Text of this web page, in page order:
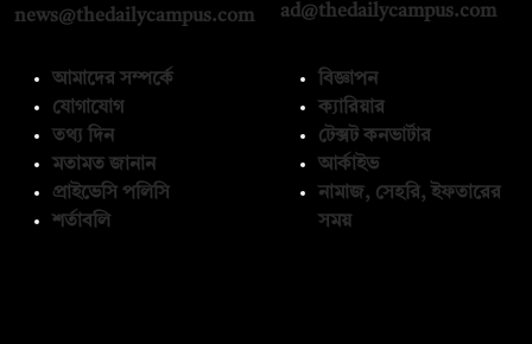
news@thedailycampus.com ad@thedailycampus.com
আমাদের সম্পর্কে
যোগাযোগ
তথ্য দিন
মতামত জানান
প্রাইভেসি পলিসি
শর্তাবলি
বিজ্ঞাপন
ক্যারিয়ার
টেক্সট কনভার্টার
আর্কাইভ
নামাজ, সেহরি, ইফতারের
সময়